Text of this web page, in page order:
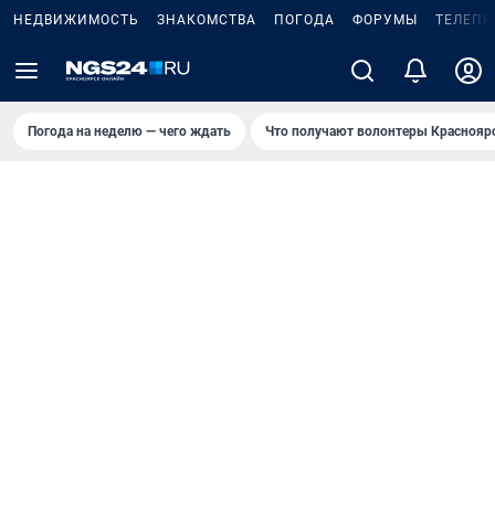
НЕДВИЖИМОСТЬ ЗНАКОМСТВА ПОГОДА ФОРУМЫ
Погода на неделю — чего ждать Что получают волонтеры